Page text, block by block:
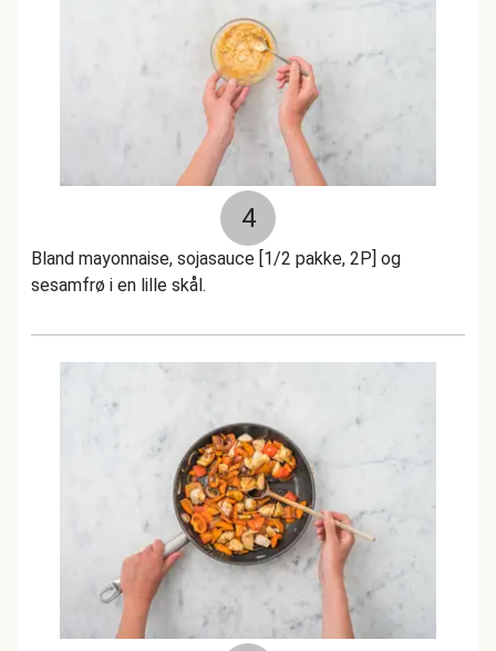
4
Bland mayonnaise, sojasauce [1/2 pakke, 2P] og
sesamfrø i en lille skål.